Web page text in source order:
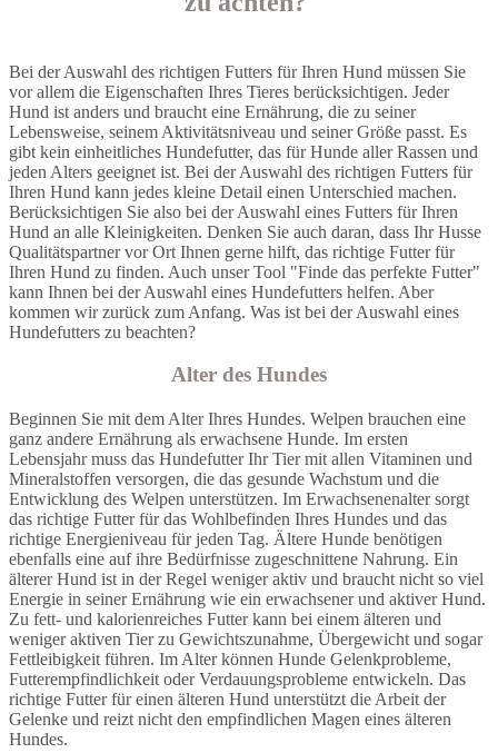
Bei der Auswahl des richtigen Futters für Ihren Hund müssen Sie
vor allem die Eigenschaften Ihres Tieres berücksichtigen. Jeder
Hund ist anders und braucht eine Ernährung, die zu seiner
Lebensweise, seinem Aktivitätsniveau und seiner Größe passt. Es
gibt kein einheitliches Hundefutter, das für Hunde aller Rassen und
jeden Alters geeignet ist. Bei der Auswahl des richtigen Futters für
Ihren Hund kann jedes kleine Detail einen Unterschied machen.
Berücksichtigen Sie also bei der Auswahl eines Futters für Ihren
Hund an alle Kleinigkeiten. Denken Sie auch daran, dass Ihr Husse
Qualitätspartner vor Ort Ihnen gerne hilft, das richtige Futter für
Ihren Hund zu finden. Auch unser Tool "Finde das perfekte Futter"
kann Ihnen bei der Auswahl eines Hundefutters helfen. Aber
kommen wir zurück zum Anfang. Was ist bei der Auswahl eines
Hundefutters zu beachten?
Alter des Hundes
Beginnen Sie mit dem Alter Ihres Hundes. Welpen brauchen eine
ganz andere Ernährung als erwachsene Hunde. Im ersten
Lebensjahr muss das Hundefutter Ihr Tier mit allen Vitaminen und
Mineralstoffen versorgen, die das gesunde Wachstum und die
Entwicklung des Welpen unterstützen. Im Erwachsenenalter sorgt
das richtige Futter für das Wohlbefinden Ihres Hundes und das
richtige Energieniveau für jeden Tag. Ältere Hunde benötigen
ebenfalls eine auf ihre Bedürfnisse zugeschnittene Nahrung. Ein
älterer Hund ist in der Regel weniger aktiv und braucht nicht so viel
Energie in seiner Ernährung wie ein erwachsener und aktiver Hund.
Zu fett- und kalorienreiches Futter kann bei einem älteren und
weniger aktiven Tier zu Gewichtszunahme, Übergewicht und sogar
Fettleibigkeit führen. Im Alter können Hunde Gelenkprobleme,
Futterempfindlichkeit oder Verdauungsprobleme entwickeln. Das
richtige Futter für einen älteren Hund unterstützt die Arbeit der
Gelenke und reizt nicht den empfindlichen Magen eines älteren
Hundes.